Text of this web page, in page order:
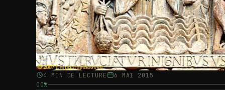
4 MIN DE LECTURE 6 MAI 2015
00%